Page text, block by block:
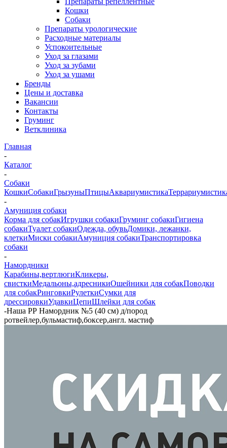
Кошки
Собаки
Препараты урологические
Расходные материалы
Успокоительные
Уход за глазами
Уход за зубами
Уход за ушами
Бренды
Цены и доставка
Вакансии
Контакты
Груминг
Ветклиника
Главная
-
Каталог
-
Собаки
КошкиСобакиГрызуныПтицыАквариумистика
-
Амуниция собаки
Корма для собакИгрушки собакиГруминг собакиГигиена
собакиТуалет собакиОдежда, обувьДомики, лежанки,
клеткиМиски собакиАмуниция собакиТранспортировка
собаки
-
Намордники
Карабины,вертлюгиКликеры,
свисткиМедальоны,адресникиОшейники для собакПоводки
для собакРинговкиРулеткиСумки для
дрессировкиУдавкиЦепиШлейки для собак
-Наша РР Намордник №5 (40 см) д/пород
ротвейлер,бульмастиф,боксер,англ. мастиф